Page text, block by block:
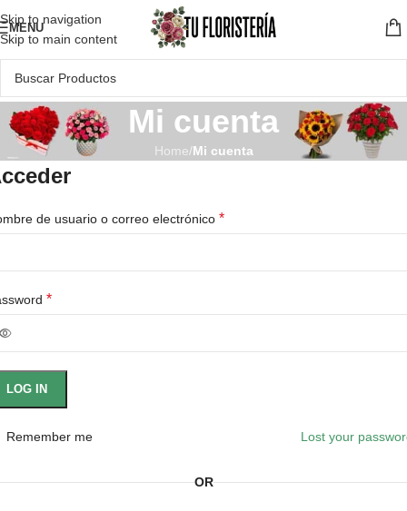
Skip to navigation
Skip to main content
MENU
Mi cuenta
Home/Mi cuenta
de usuario o correo electrónico *
*
LOG IN
Lost your
Remember me
OR